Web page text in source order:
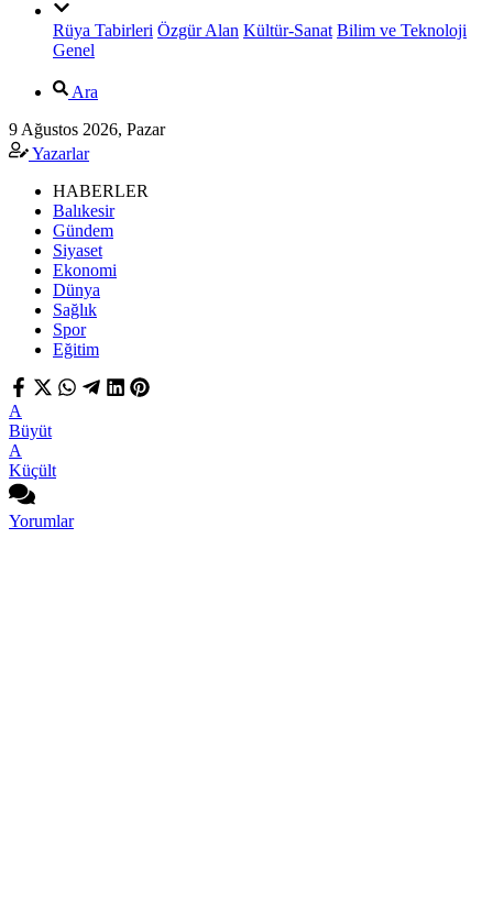
Rüya Tabirleri Özgür Alan Kültür-Sanat Bilim ve Teknoloji
Genel
Ara
9 Ağustos 2026, Pazar
Yazarlar
HABERLER
Balıkesir
Gündem
Siyaset
Ekonomi
Dünya
Sağlık
Spor
Eğitim
A
Büyüt
A
Küçült
Yorumlar